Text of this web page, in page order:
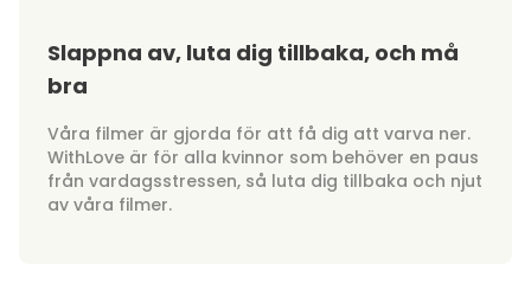
Slappna av, luta dig tillbaka, och må
bra
Våra filmer är gjorda för att få dig att varva ner.
WithLove är för alla kvinnor som behöver en paus
från vardagsstressen, så luta dig tillbaka och njut
av våra filmer.